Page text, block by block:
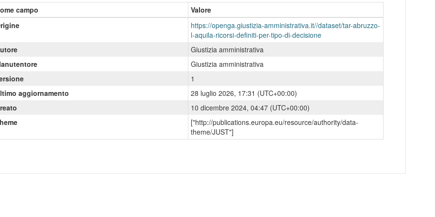
campo
Valore
https://openga.giustizia-amministrativa.it//dataset/tar-abruzzo-
l-aquila-ricorsi-definiti-per-tipo-di-decisione
Giustizia amministrativa
Giustizia amministrativa
1
aggiornamento
28 luglio 2026, 17:31 (UTC+00:00)
10 dicembre 2024, 04:47 (UTC+00:00)
["http://publications.europa.eu/resource/authority/data-
theme/JUST"]